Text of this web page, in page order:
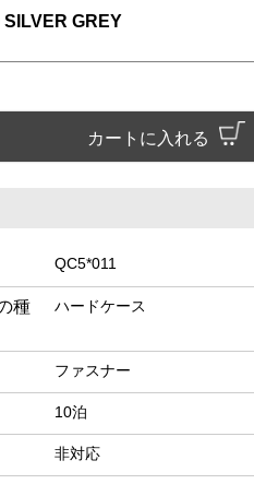
SILVER GREY
カートに入れる
QC5*011
種
ハードケース
ファスナー
10泊
非対応